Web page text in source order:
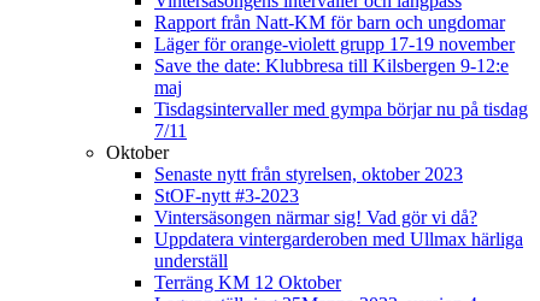
Rapport från Natt-KM för barn och ungdomar
Läger för orange-violett grupp 17-19 november
Save the date: Klubbresa till Kilsbergen 9-12:e
maj
Tisdagsintervaller med gympa börjar nu på tisdag
7/11
Oktober
Senaste nytt från styrelsen, oktober 2023
StOF-nytt #3-2023
Vintersäsongen närmar sig! Vad gör vi då?
Uppdatera vintergarderoben med Ullmax härliga
underställ
Terräng KM 12 Oktober